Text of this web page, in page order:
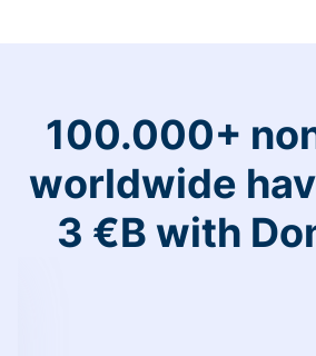
100.000+
worldwide
3 €B with